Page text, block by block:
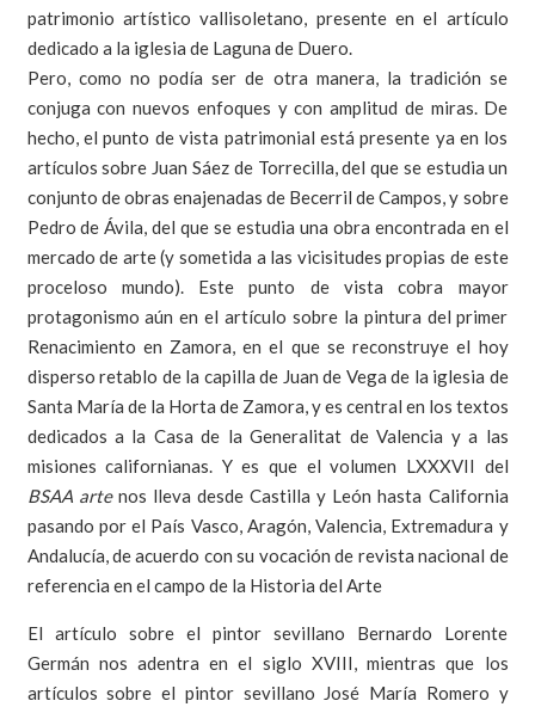
patrimonio artístico vallisoletano, presente en el artículo
dedicado a la iglesia de Laguna de Duero.
Pero, como no podía ser de otra manera, la tradición se
conjuga con nuevos enfoques y con amplitud de miras. De
hecho, el punto de vista patrimonial está presente ya en los
artículos sobre Juan Sáez de Torrecilla, del que se estudia un
conjunto de obras enajenadas de Becerril de Campos, y sobre
Pedro de Ávila, del que se estudia una obra encontrada en el
mercado de arte (y sometida a las vicisitudes propias de este
proceloso mundo). Este punto de vista cobra mayor
protagonismo aún en el artículo sobre la pintura del primer
Renacimiento en Zamora, en el que se reconstruye el hoy
disperso retablo de la capilla de Juan de Vega de la iglesia de
Santa María de la Horta de Zamora, y es central en los textos
dedicados a la Casa de la Generalitat de Valencia y a las
misiones californianas. Y es que el volumen LXXXVII del
BSAA arte nos lleva desde Castilla y León hasta California
pasando por el País Vasco, Aragón, Valencia, Extremadura y
Andalucía, de acuerdo con su vocación de revista nacional de
referencia en el campo de la Historia del Arte
El artículo sobre el pintor sevillano Bernardo Lorente
Germán nos adentra en el siglo XVIII, mientras que los
artículos sobre el pintor sevillano José María Romero y